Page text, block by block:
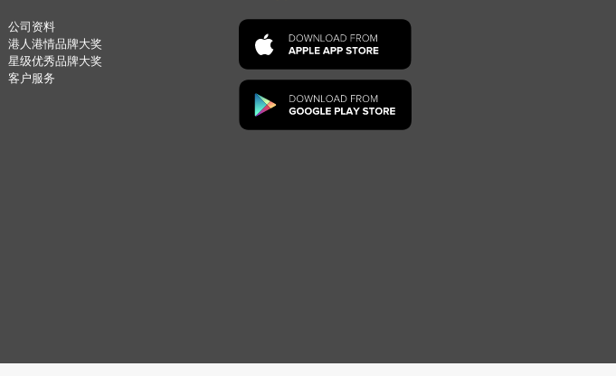
公司资料
港人港情品牌大奖
星级优秀品牌大奖
客户服务